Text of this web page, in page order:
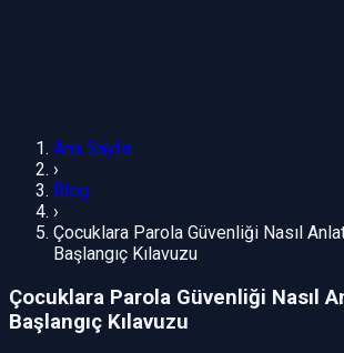
Ana Sayfa
›
Blog
›
Çocuklara Parola Güvenliği Nasıl
Başlangıç Kılavuzu
Çocuklara Parola Güvenliği Nasıl
Başlangıç Kılavuzu